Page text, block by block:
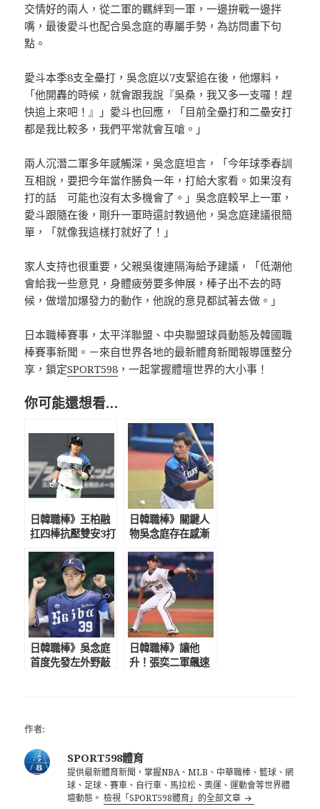
交情好的兩人，從二軍的羈絆到一軍，一邊拚戰一邊拌
嘴，最後愛斗也配合吳念庭的專屬手勢，為訪問畫下句
點。
愛斗本季8支全壘打，吳念庭以7支緊追在後，他爆料，
「他開轟的時候，就會跟我說『吳桑，我又多一支囉！趕
快追上來吧！』」愛斗也回應，「目前全壘打和二壘安打
都是我比較多，我們平常就會互嗆。」
兩人沉潛二軍多年感觸深，吳念庭坦言，「今年球季春訓
互相說，要把今年當作勝負一年，打給大家看。如果沒有
打的話 可能也沒有太多機會了。」吳念庭較早上一軍，
愛斗跟隨在後，剛升一軍時還討教過他，吳念庭建議很簡
單，「就像我這樣打就好了！」
家人支持也很重要，父親吳復連隔海給予建議，「低潮他
會給我一些意見，身體疲勞要多伸展，棒子出不去的時
候，做增加爆發力的動作，他說的意見都試著去做。」
日本職棒賽事，太平洋聯盟、中央聯盟球員動態及韓國職
棒賽事新聞。－來自世界各地的最新體育新聞報導匯整分
享，鎖定SPORT598 ，一起掌握體壇世界的大小事！
你可能還想看…
日韓職棒》王柏融
扛四棒抗壓雙安3打
強勁安打建功
日韓職棒》關鍵人
物吳念庭存在感漸
隊的功臣
日韓職棒》吳念庭
首度先發左外野敲
日韓職棒》讓他
升！張奕二軍飆速
作者:
SPORT598體育
提供最新體育新聞，掌握NBA、MLB、中華職棒、籃球、網
球、足球、賽車、自行車、馬拉松、奧運、運動會等世界體
壇動態。檢視「SPORT598體育」的全部文章